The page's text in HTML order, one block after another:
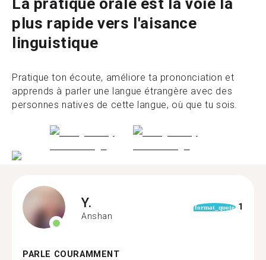
La pratique orale est la voie la
plus rapide vers l'aisance
linguistique
Pratique ton écoute, améliore ta prononciation et
apprends à parler une langue étrangère avec des
personnes natives de cette langue, où que tu sois.
Y.
Anshan
format_quote 1
PARLE COURAMMENT